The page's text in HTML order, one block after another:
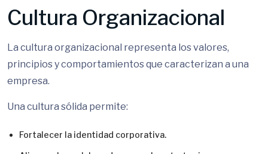
Cultura Organizacional
La cultura organizacional representa los valores,
principios y comportamientos que caracterizan a una
empresa.
Una cultura sólida permite:
Fortalecer la identidad corporativa.